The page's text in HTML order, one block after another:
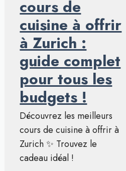
cours de
cuisine à offrir
à Zurich :
guide complet
pour tous les
budgets !
Découvrez les meilleurs
cours de cuisine à offrir à
Zurich ✨ Trouvez le
cadeau idéal !